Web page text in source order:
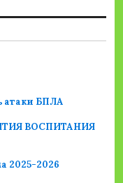
атаки БПЛА
ВОСПИТАНИЯ
2025-2026